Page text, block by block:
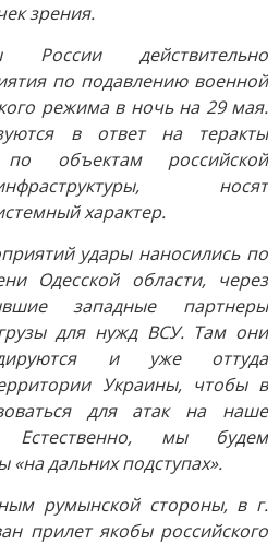
зрения.
России действительно
по подавлению военной
режима в ночь на 29 мая.
в ответ на теракты
объектам российской
носят
характер.
удары наносились по
Одесской области, через
западные партнеры
для нужд ВСУ. Там они
и уже оттуда
Украины, чтобы в
для атак на наше
Естественно, мы будем
«на дальних подступах».
румынской стороны, в г.
прилет якобы российского